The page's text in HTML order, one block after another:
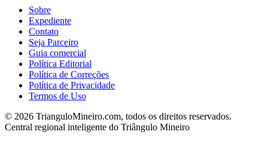
Sobre
Expediente
Contato
Seja Parceiro
Guia comercial
Política Editorial
Política de Correções
Política de Privacidade
Termos de Uso
© 2026 TrianguloMineiro.com, todos os direitos reservados.
Central regional inteligente do Triângulo Mineiro